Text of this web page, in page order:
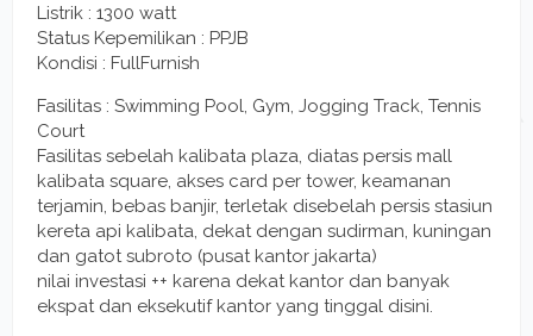
Listrik : 1300 watt
Status Kepemilikan : PPJB
Kondisi : FullFurnish
Fasilitas : Swimming Pool, Gym, Jogging Track, Tennis
Court
Fasilitas sebelah kalibata plaza, diatas persis mall
kalibata square, akses card per tower, keamanan
terjamin, bebas banjir, terletak disebelah persis stasiun
kereta api kalibata, dekat dengan sudirman, kuningan
dan gatot subroto (pusat kantor jakarta)
nilai investasi ++ karena dekat kantor dan banyak
ekspat dan eksekutif kantor yang tinggal disini.